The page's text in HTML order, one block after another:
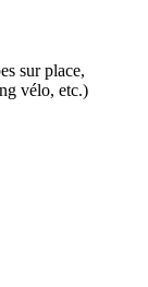
sur place,
vélo, etc.)